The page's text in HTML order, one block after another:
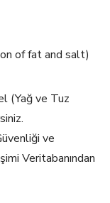
of fat and salt)
(Yağ ve Tuz
ve
Veritabanından